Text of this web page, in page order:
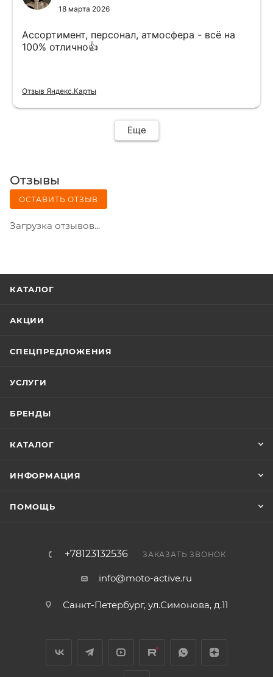
18 марта 2026
Ассортимент, персонал, атмосфера - всё на
100% отлично👍
Отзыв Яндекс.Карты
Еще
Отзывы
ОСТАВИТЬ ОТЗЫВ
Загрузка отзывов...
КАТАЛОГ
АКЦИИ
СПЕЦПРЕДЛОЖЕНИЯ
УСЛУГИ
БРЕНДЫ
КАТАЛОГ
ИНФОРМАЦИЯ
ПОМОЩЬ
+78123132536 ЗАКАЗАТЬ ЗВОНОК
info@moto-active.ru
Санкт-Петербург, ул.Симонова, д.11